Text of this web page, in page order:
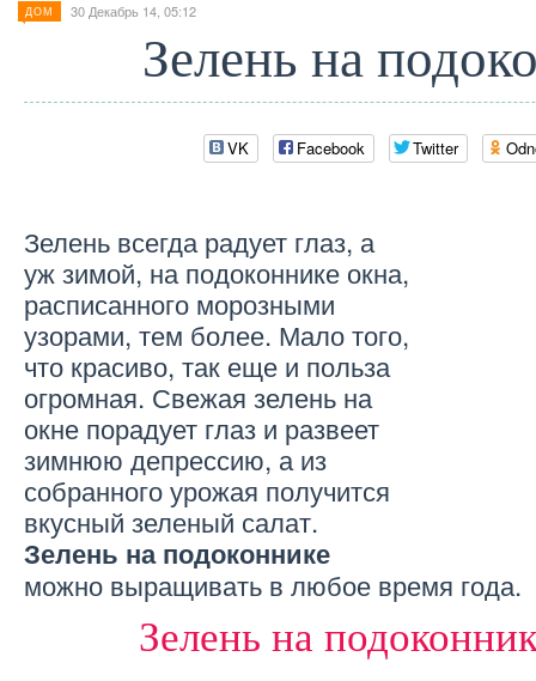
ДОМ 30 Декабрь 14, 05:12
Зелень на
VK Facebook Twitter
Зелень всегда радует глаз, а
уж зимой, на подоконнике окна,
расписанного морозными
узорами, тем более. Мало того,
что красиво, так еще и польза
огромная. Свежая зелень на
окне порадует глаз и развеет
зимнюю депрессию, а из
собранного урожая получится
вкусный зеленый салат.
Зелень на подоконнике
можно выращивать в любое время года.
Зелень на